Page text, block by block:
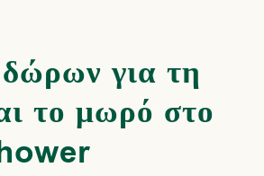
δώρων για τη
το μωρό στο